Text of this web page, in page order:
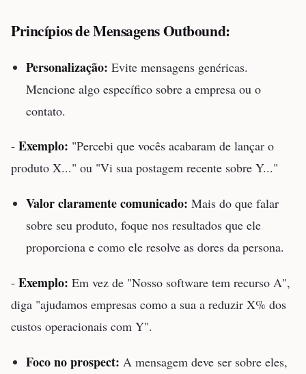
Princípios de Mensagens Outbound:
Personalização: Evite mensagens genéricas.
Mencione algo específico sobre a empresa ou o
contato.
- Exemplo: "Percebi que vocês acabaram de lançar o
produto X..." ou "Vi sua postagem recente sobre Y..."
Valor claramente comunicado: Mais do que falar
sobre seu produto, foque nos resultados que ele
proporciona e como ele resolve as dores da persona.
- Exemplo: Em vez de "Nosso software tem recurso A",
diga "ajudamos empresas como a sua a reduzir X% dos
custos operacionais com Y".
Foco no prospect: A mensagem deve ser sobre eles,